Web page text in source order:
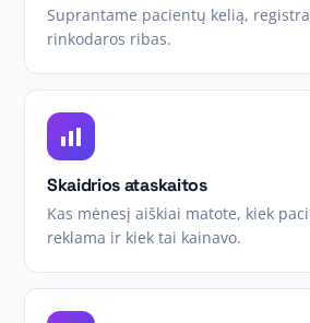
Suprantame pacientų kelią,
rinkodaros ribas.
Skaidrios ataskaitos
Kas mėnesį aiškiai matote, kiek
reklama ir kiek tai kainavo.